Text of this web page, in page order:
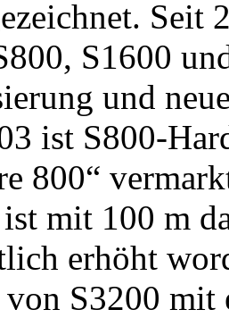
Seit
S1600
und
ist S800-
800“
mit 100 m
erhöht
S3200 mit